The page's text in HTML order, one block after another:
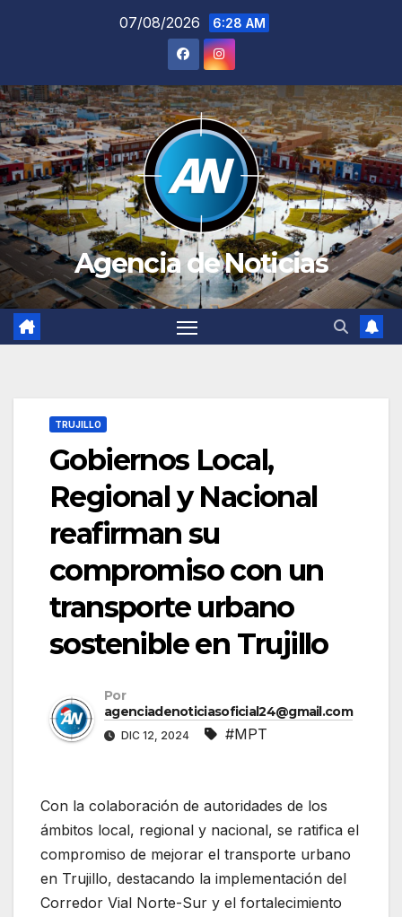
07/08/2026 6:28 AM
Agencia de Noticias
TRUJILLO
Gobiernos Local,
Regional y Nacional
reafirman su
compromiso con un
transporte urbano
sostenible en Trujillo
Por
agenciadenoticiasoficial24@gmail.com
DIC 12, 2024 #MPT
Con la colaboración de autoridades de los
ámbitos local, regional y nacional, se ratifica el
compromiso de mejorar el transporte urbano
en Trujillo, destacando la implementación del
Corredor Vial Norte-Sur y el fortalecimiento